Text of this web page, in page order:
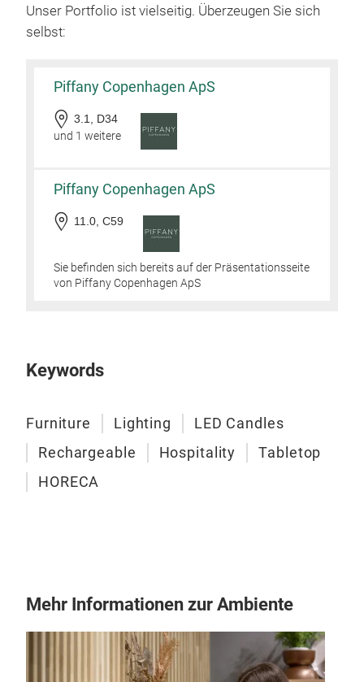
Unser Portfolio ist vielseitig. Überzeugen Sie sich
selbst:
Piffany Copenhagen ApS
3.1, D34
und 1 weitere
Piffany Copenhagen ApS
11.0, C59
Sie befinden sich bereits auf der Präsentationsseite
von Piffany Copenhagen ApS
Keywords
Furniture Lighting
LED Candles
Rechargeable
Hospitality
Tabletop
HORECA
Mehr Informationen zur Ambiente